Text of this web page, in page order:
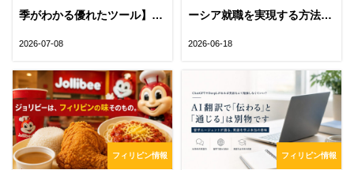
季がわかる優れたツール】フ
2026-07-08
ーシア就職を実現する方法｜
2026-06-18
フィリピン情報 フィリピン情報